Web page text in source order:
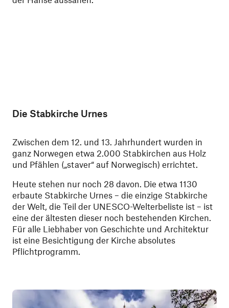
Die Stabkirche Urnes
Zwischen dem 12. und 13. Jahrhundert wurden in
ganz Norwegen etwa 2.000 Stabkirchen aus Holz
und Pfählen („staver“ auf Norwegisch) errichtet.
Heute stehen nur noch 28 davon. Die etwa 1130
erbaute Stabkirche Urnes – die einzige Stabkirche
der Welt, die Teil der UNESCO-Welterbeliste ist – ist
eine der ältesten dieser noch bestehenden Kirchen.
Für alle Liebhaber von Geschichte und Architektur
ist eine Besichtigung der Kirche absolutes
Pflichtprogramm.